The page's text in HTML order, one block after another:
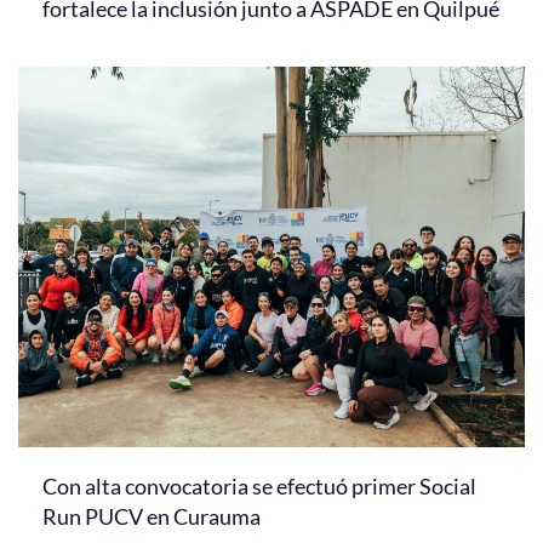
fortalece la inclusión junto a ASPADE en Quilpué
Con alta convocatoria se efectuó primer Social
Run PUCV en Curauma